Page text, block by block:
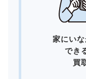
家にいな
でき
買